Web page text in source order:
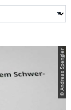
© Andreas Spengler